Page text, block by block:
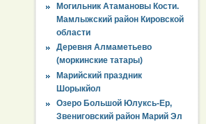
Могильник Атамановы Кости.
Мамлыжский район Кировской
области
Деревня Алмаметьево
(моркинские татары)
Марийский праздник
Шорыкйол
Озеро Большой Юлуксь-Ер,
Звениговский район Марий Эл